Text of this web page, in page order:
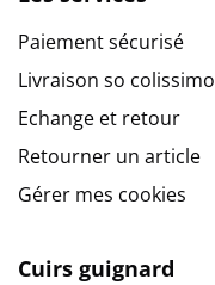
Paiement sécurisé
Livraison so colissimo
Echange et retour
Retourner un article
Gérer mes cookies
Cuirs guignard